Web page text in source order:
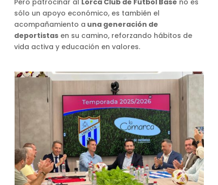
Pero patrocinar al Lorca Club de Fútbol Base no es
sólo un apoyo económico, es también el
acompañamiento a una generación de
deportistas en su camino, reforzando hábitos de
vida activa y educación en valores.